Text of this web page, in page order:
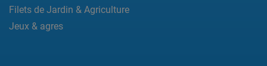
Filets de Jardin & Agriculture
Jeux & agres